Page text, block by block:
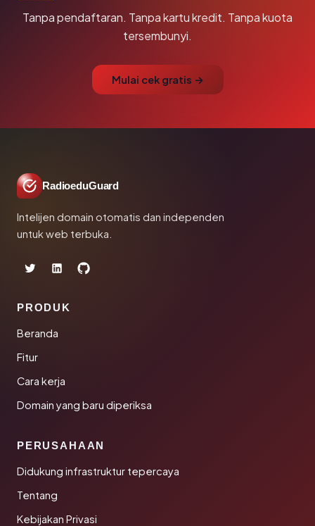
Tanpa pendaftaran. Tanpa kartu kredit. Tanpa kuota
tersembunyi.
Mulai cek gratis →
RadioeduGuard
Intelijen domain otomatis dan independen
untuk web terbuka.
PRODUK
Beranda
Fitur
Cara kerja
Domain yang baru diperiksa
PERUSAHAAN
Didukung infrastruktur tepercaya
Tentang
Kebijakan Privasi